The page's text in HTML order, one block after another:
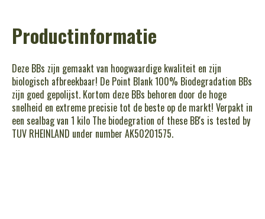
Productinformatie
Deze BBs zijn gemaakt van hoogwaardige kwaliteit en zijn
biologisch afbreekbaar! De Point Blank 100% Biodegradation BBs
zijn goed gepolijst. Kortom deze BBs behoren door de hoge
snelheid en extreme precisie tot de beste op de markt! Verpakt in
een sealbag van 1 kilo The biodegration of these BB's is tested by
TUV RHEINLAND under number AK50201575.